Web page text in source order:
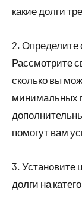
какие долги
2.
Рассмотрите
сколько вы
минимальных
помогут вам
3. Установите
долги на